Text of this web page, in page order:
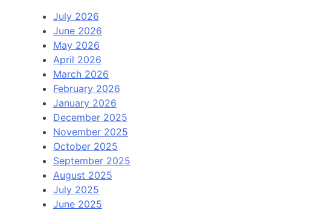
July 2026
June 2026
May 2026
April 2026
March 2026
February 2026
January 2026
December 2025
November 2025
October 2025
September 2025
August 2025
July 2025
June 2025